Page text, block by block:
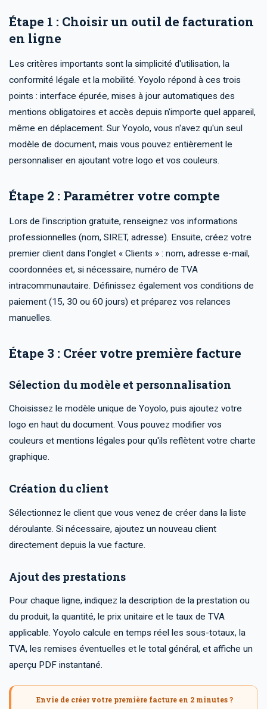
Étape 1 : Choisir un outil de facturation
en ligne
Les critères importants sont la simplicité d'utilisation, la
conformité légale et la mobilité. Yoyolo répond à ces trois
points : interface épurée, mises à jour automatiques des
mentions obligatoires et accès depuis n'importe quel appareil,
même en déplacement. Sur Yoyolo, vous n'avez qu'un seul
modèle de document, mais vous pouvez entièrement le
personnaliser en ajoutant votre logo et vos couleurs.
Étape 2 : Paramétrer votre compte
Lors de l'inscription gratuite, renseignez vos informations
professionnelles (nom, SIRET, adresse). Ensuite, créez votre
premier client dans l'onglet « Clients » : nom, adresse e-mail,
coordonnées et, si nécessaire, numéro de TVA
intracommunautaire. Définissez également vos conditions de
paiement (15, 30 ou 60 jours) et préparez vos relances
manuelles.
Étape 3 : Créer votre première facture
Sélection du modèle et personnalisation
Choisissez le modèle unique de Yoyolo, puis ajoutez votre
logo en haut du document. Vous pouvez modifier vos
couleurs et mentions légales pour qu'ils reflètent votre charte
graphique.
Création du client
Sélectionnez le client que vous venez de créer dans la liste
déroulante. Si nécessaire, ajoutez un nouveau client
directement depuis la vue facture.
Ajout des prestations
Pour chaque ligne, indiquez la description de la prestation ou
du produit, la quantité, le prix unitaire et le taux de TVA
applicable. Yoyolo calcule en temps réel les sous-totaux, la
TVA, les remises éventuelles et le total général, et affiche un
aperçu PDF instantané.
Envie de créer votre première facture en 2 minutes ?